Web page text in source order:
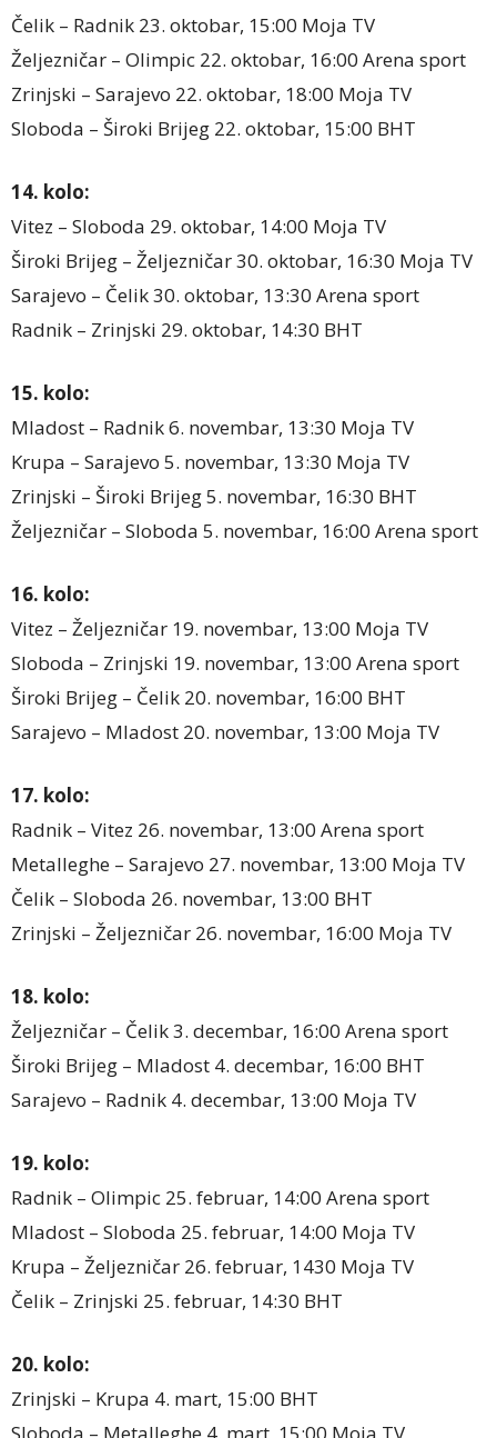
Čelik – Radnik 23. oktobar, 15:00 Moja TV
Željezničar – Olimpic 22. oktobar, 16:00 Arena sport
Zrinjski – Sarajevo 22. oktobar, 18:00 Moja TV
Sloboda – Široki Brijeg 22. oktobar, 15:00 BHT
14. kolo:
Vitez – Sloboda 29. oktobar, 14:00 Moja TV
Široki Brijeg – Željezničar 30. oktobar, 16:30 Moja TV
Sarajevo – Čelik 30. oktobar, 13:30 Arena sport
Radnik – Zrinjski 29. oktobar, 14:30 BHT
15. kolo:
Mladost – Radnik 6. novembar, 13:30 Moja TV
Krupa – Sarajevo 5. novembar, 13:30 Moja TV
Zrinjski – Široki Brijeg 5. novembar, 16:30 BHT
Željezničar – Sloboda 5. novembar, 16:00 Arena sport
16. kolo:
Vitez – Željezničar 19. novembar, 13:00 Moja TV
Sloboda – Zrinjski 19. novembar, 13:00 Arena sport
Široki Brijeg – Čelik 20. novembar, 16:00 BHT
Sarajevo – Mladost 20. novembar, 13:00 Moja TV
17. kolo:
Radnik – Vitez 26. novembar, 13:00 Arena sport
Metalleghe – Sarajevo 27. novembar, 13:00 Moja TV
Čelik – Sloboda 26. novembar, 13:00 BHT
Zrinjski – Željezničar 26. novembar, 16:00 Moja TV
18. kolo:
Željezničar – Čelik 3. decembar, 16:00 Arena sport
Široki Brijeg – Mladost 4. decembar, 16:00 BHT
Sarajevo – Radnik 4. decembar, 13:00 Moja TV
19. kolo:
Radnik – Olimpic 25. februar, 14:00 Arena sport
Mladost – Sloboda 25. februar, 14:00 Moja TV
Krupa – Željezničar 26. februar, 1430 Moja TV
Čelik – Zrinjski 25. februar, 14:30 BHT
20. kolo:
Zrinjski – Krupa 4. mart, 15:00 BHT